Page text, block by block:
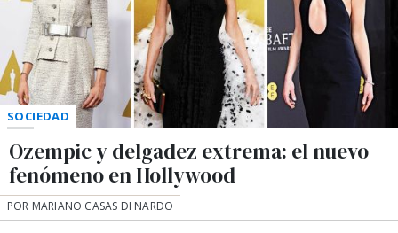
SOCIEDAD
Ozempic y delgadez extrema: el nuevo
fenómeno en Hollywood
POR MARIANO CASAS DI NARDO